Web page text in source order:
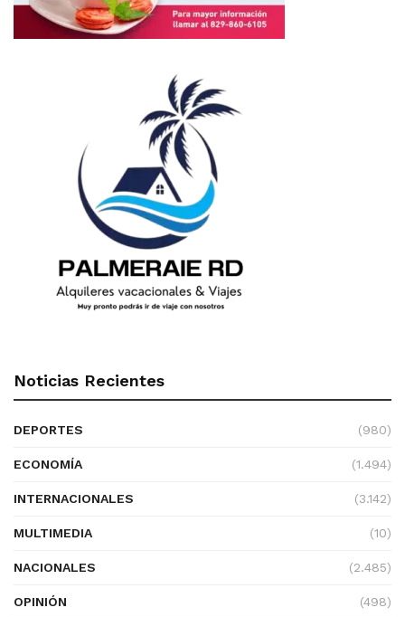
Noticias Recientes
DEPORTES (980)
ECONOMÍA (1.494)
INTERNACIONALES (3.142)
MULTIMEDIA (10)
NACIONALES (2.485)
OPINIÓN (498)